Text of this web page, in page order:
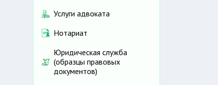
Услуги адвоката
Нотариат
Юридическая служба
(образцы правовых
документов)